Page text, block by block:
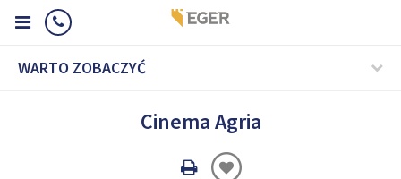
WARTO ZOBACZYĆ
Cinema Agria
Oldal